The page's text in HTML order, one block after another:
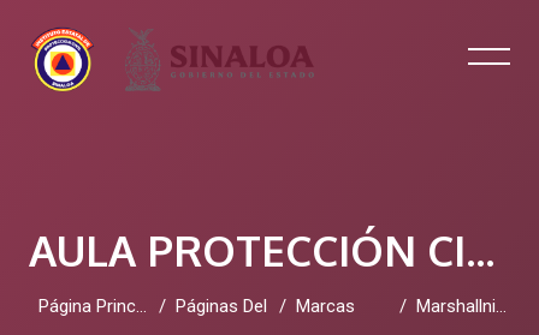
AULA PROTECCIÓN CIVIL SINALOA
Página Principal Páginas Del SitioMarcas Marshallnickerson